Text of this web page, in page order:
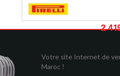
2
Votre site Internet de
Maroc !